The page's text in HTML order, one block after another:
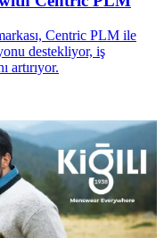
Centric PLM ile
destekliyor, iş
artırıyor.